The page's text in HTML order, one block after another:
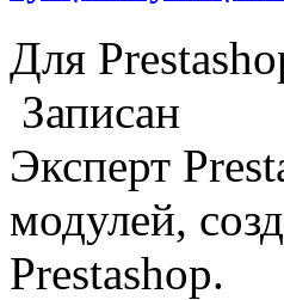
Для
Записан
Эксперт
модулей,
Prestashop.